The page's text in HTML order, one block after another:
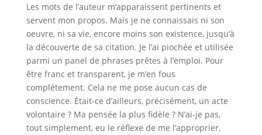
Les mots de l’auteur m’apparaissent pertinents et
servent mon propos. Mais je ne connaissais ni son
oeuvre, ni sa vie, encore moins son existence, jusqu’à
la découverte de sa citation. Je l’ai piochée et utilisée
parmi un panel de phrases prêtes à l’emploi. Pour
être franc et transparent, je m’en fous
complètement. Cela ne me pose aucun cas de
conscience. Était-ce d’ailleurs, précisément, un acte
volontaire ? Ma pensée la plus fidèle ? N’ai-je pas,
tout simplement, eu le réflexe de me l’approprier,